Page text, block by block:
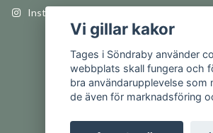
Instagram
Vi gillar kakor
Tages i Söndraby använder
webbplats skall fungera och
bra användarupplevelse som
de även för marknadsföring